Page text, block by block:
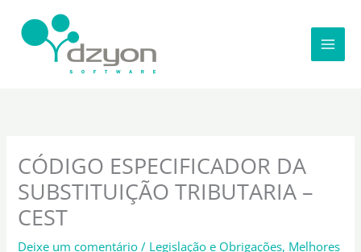
para
CÓDIGO ESPECIFICADOR DA
SUBSTITUIÇÃO TRIBUTARIA –
CEST
Deixe um comentário / Legislação e Obrigações, Melhores